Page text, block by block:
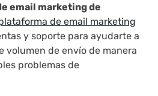
email marketing de
de email marketing
y soporte para ayudarte a
volumen de envío de manera
problemas de